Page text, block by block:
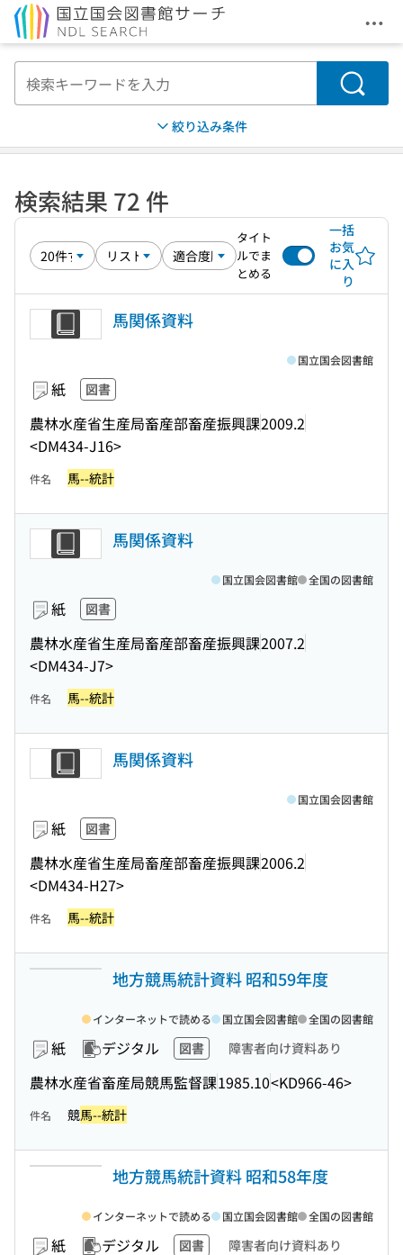
メ
検索
絞り込み条件
検索結果 72 件
タイト
ルでま
とめる
一括
お気
に入
り
馬関係資料
紙 図書
農林水産省生産局畜産部畜産振興課2009.2
<DM434-J16>
国立国会図書館
件名 馬--統計
馬関係資料
紙 図書
農林水産省生産局畜産部畜産振興課2007.2
<DM434-J7>
国立国会図書館 全国の図書館
件名 馬--統計
馬関係資料
紙 図書
農林水産省生産局畜産部畜産振興課2006.2
<DM434-H27>
国立国会図書館
件名 馬--統計
地方競馬統計資料 昭和59年度
紙 デジタル 図書 障害者向け資料あり
農林水産省畜産局競馬監督課1985.10<KD966-46>
インターネットで読める 国立国会図書館 全国の図書館
件名 競馬--統計
地方競馬統計資料 昭和58年度
紙 デジタル 図書 障害者向け資料あり
インターネットで読める 国立国会図書館 全国の図書館